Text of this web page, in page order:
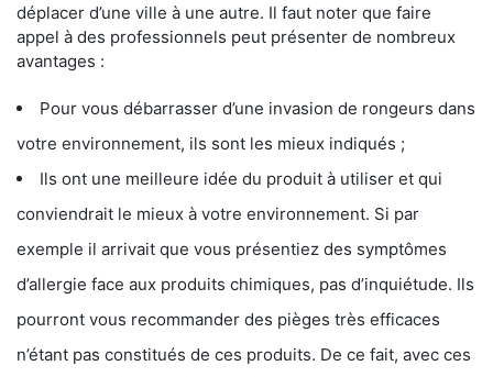
déplacer d’une ville à une autre. Il faut noter que faire
appel à des professionnels peut présenter de nombreux
avantages :
Pour vous débarrasser d’une invasion de rongeurs dans
votre environnement, ils sont les mieux indiqués ;
Ils ont une meilleure idée du produit à utiliser et qui
conviendrait le mieux à votre environnement. Si par
exemple il arrivait que vous présentiez des symptômes
d’allergie face aux produits chimiques, pas d’inquiétude. Ils
pourront vous recommander des pièges très efficaces
n’étant pas constitués de ces produits. De ce fait, avec ces